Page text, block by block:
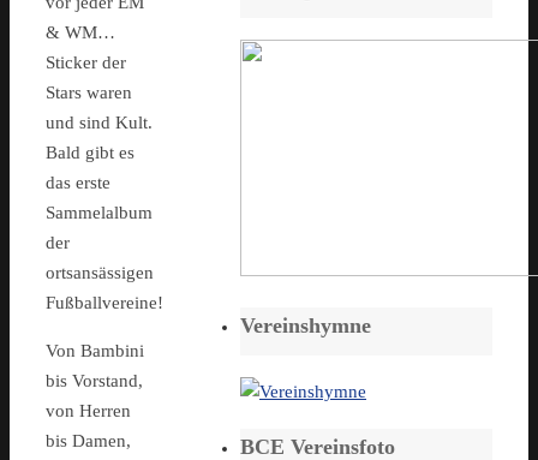
& WM…
Sticker der
Stars waren
und sind Kult.
Bald gibt es
das erste
Sammelalbum
der
ortsansässigen
Fußballvereine!
Von Bambini
bis Vorstand,
von Herren
bis Damen,
Vereinshymne
BCE Vereinsfoto